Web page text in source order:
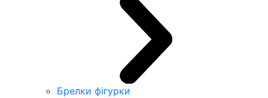
Брелки фігурки